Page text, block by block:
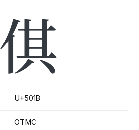
倛
U+501B
OTMC